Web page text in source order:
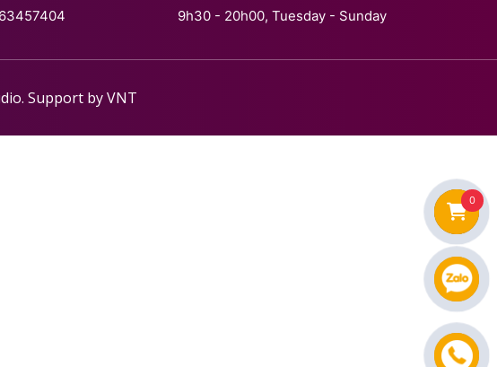
9h30 - 20h00, Tuesday - Sunday
Support byVNT
0